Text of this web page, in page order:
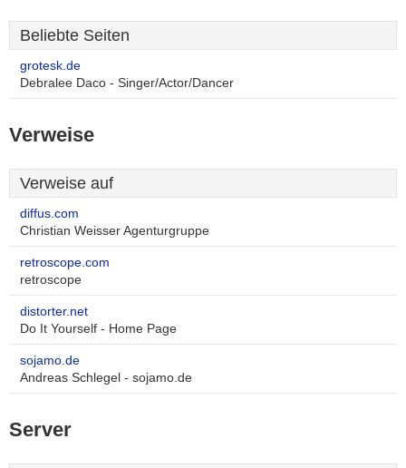
Beliebte Seiten
grotesk.de
Debralee Daco - Singer/Actor/Dancer
Verweise
Verweise auf
diffus.com
Christian Weisser Agenturgruppe
retroscope.com
retroscope
distorter.net
Do It Yourself - Home Page
sojamo.de
Andreas Schlegel - sojamo.de
Server